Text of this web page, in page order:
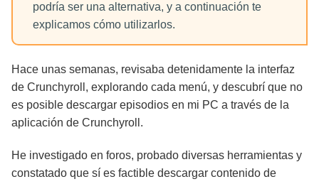
podría ser una alternativa, y a continuación te
explicamos cómo utilizarlos.
Hace unas semanas, revisaba detenidamente la interfaz
de Crunchyroll, explorando cada menú, y descubrí que no
es posible descargar episodios en mi PC a través de la
aplicación de Crunchyroll.
He investigado en foros, probado diversas herramientas y
constatado que sí es factible descargar contenido de